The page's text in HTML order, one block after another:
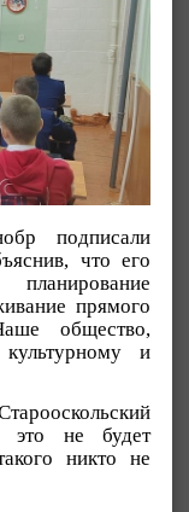
подписали
что его
прямого
общество,
и
это не будет
никто не